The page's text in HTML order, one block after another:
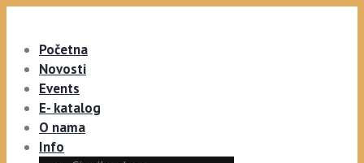
Početna
Novosti
Events
E- katalog
O nama
Info